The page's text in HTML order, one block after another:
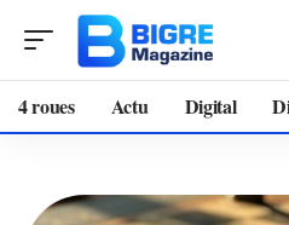
4 roues Actu Digital